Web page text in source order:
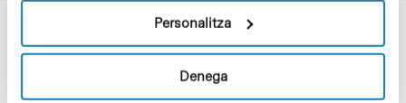
Personalitza
Denega